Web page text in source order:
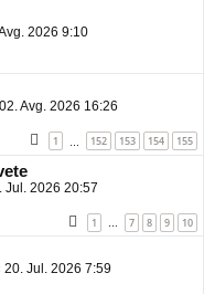
2026 9:10
02. Avg. 2026 16:26
1 152 153 154 155
Jul. 2026 20:57
1 … 7 8 9 10
20. Jul. 2026 7:59